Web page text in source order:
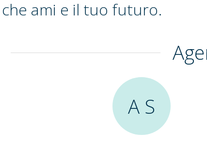
ami e il tuo futuro.
A S